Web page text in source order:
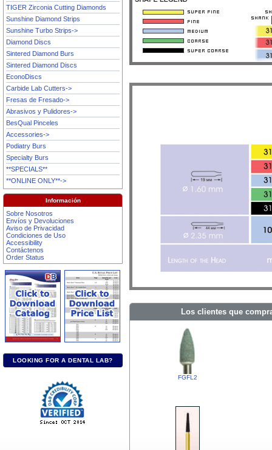
TIGER Zirconia Cutting Diamonds
Sunshine Diamond Strips
Sunshine Turbo Strips->
Diamond Discs
Sintered Diamond Burs
Sintered Diamond Discs
EconoDiscs
Carbide Lab Cutters->
Fresas de Fresado->
Abrasivos y Pulidores->
BesQual Pinceles
Accessories->
Podiatry Burs
Specialty Burs
**SPECIALS**
**ONLINE ONLY**->
Información
Sobre Nosotros
Envíos y Devoluciones
Aviso de Privacidad
Condiciones de Uso
Accessibility
Contáctenos
Order Status
LOOKING FOR A DENTAL LAB?
Los clientes que
FGFL2